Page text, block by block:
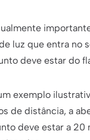
luz que entra no
deve estar do
exemplo
de distância, a
deve estar a